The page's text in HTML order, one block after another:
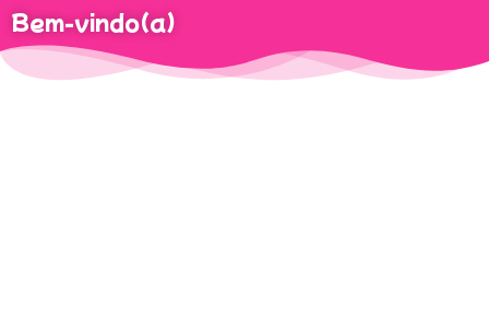
Bem-vindo(a)